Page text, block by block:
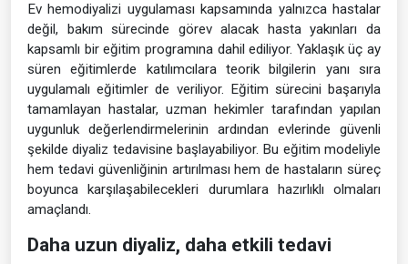
Ev hemodiyalizi uygulaması kapsamında yalnızca hastalar
değil, bakım sürecinde görev alacak hasta yakınları da
kapsamlı bir eğitim programına dahil ediliyor. Yaklaşık üç ay
süren eğitimlerde katılımcılara teorik bilgilerin yanı sıra
uygulamalı eğitimler de veriliyor. Eğitim sürecini başarıyla
tamamlayan hastalar, uzman hekimler tarafından yapılan
uygunluk değerlendirmelerinin ardından evlerinde güvenli
şekilde diyaliz tedavisine başlayabiliyor. Bu eğitim modeliyle
hem tedavi güvenliğinin artırılması hem de hastaların süreç
boyunca karşılaşabilecekleri durumlara hazırlıklı olmaları
amaçlandı.
Daha uzun diyaliz, daha etkili tedavi